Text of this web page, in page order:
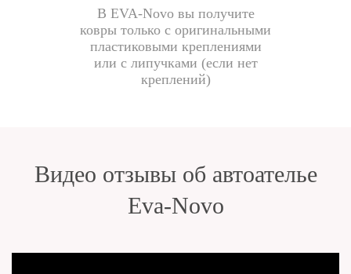
В EVA-Novo вы получите
ковры только с оригинальными
пластиковыми креплениями
или с липучками (если нет
креплений)
Видео отзывы об автоателье
Eva-Novo